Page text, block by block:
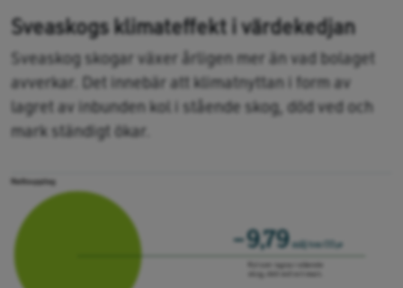
Sveaskogs klimateffekt i värdekedjan
Sveaskog skogar växer årligen mer än vad bolaget
avverkar. Det innebär att klimatnyttan i form av
lagret av inbunden kol i stående skog, död ved och
mark ständigt ökar.